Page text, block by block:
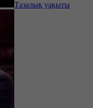
Тазалық уақыты